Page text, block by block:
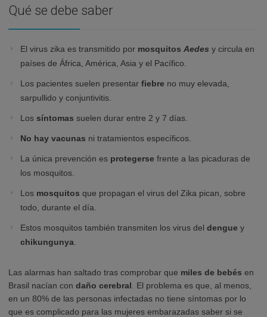
Qué se debe saber
El virus zika es transmitido por mosquitos Aedes y circula en
países de África, América, Asia y el Pacífico.
Los pacientes suelen presentar fiebre no muy elevada,
sarpullido y conjuntivitis.
Los síntomas suelen durar entre 2 y 7 días.
No hay vacunas ni tratamientos específicos.
La única prevención es protegerse frente a las picaduras de
los mosquitos.
Los mosquitos que propagan el virus del Zika pican, sobre
todo, durante el día.
Estos mosquitos también transmiten los virus del dengue y
chikungunya
Las alarmas han saltado tras comprobar que miles de bebés en
Brasil nacían con daño cerebral . El problema es que, al menos,
en un 80% de las personas infectadas no tiene síntomas por lo
que es complicado para las mujeres embarazadas saber si se